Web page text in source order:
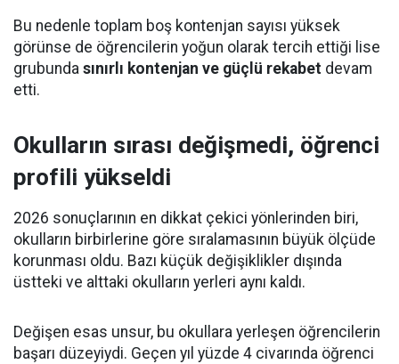
Bu nedenle toplam boş kontenjan sayısı yüksek
görünse de öğrencilerin yoğun olarak tercih ettiği lise
grubunda sınırlı kontenjan ve güçlü rekabet devam
etti.
Okulların sırası değişmedi, öğrenci
profili yükseldi
2026 sonuçlarının en dikkat çekici yönlerinden biri,
okulların birbirlerine göre sıralamasının büyük ölçüde
korunması oldu. Bazı küçük değişiklikler dışında
üstteki ve alttaki okulların yerleri aynı kaldı.
Değişen esas unsur, bu okullara yerleşen öğrencilerin
başarı düzeyiydi. Geçen yıl yüzde 4 civarında öğrenci